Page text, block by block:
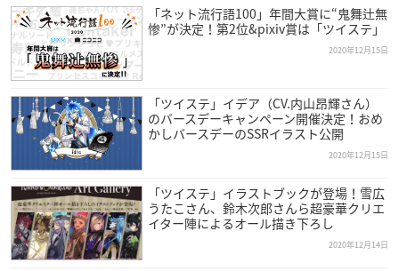
（刺繍.ver）
▼ご予約・ご購入はこちらから
プレバン
【価格】
13,200円（税込）
【発売日】
2021年3月
【サイズ】
ワンサイズ
「ネット流行語100」年間大賞に“鬼舞辻無
惨”が決定！第2位&pixiv賞は「ツイステ」
2020年12月15日
「ツイステ」イデア（CV.内山昂輝さん）
のバースデーキャンペーン開催決定！おめ
かしバースデーのSSRイラスト公開
2020年12月15日
「ツイステ」イラストブックが登場！雪広
うたこさん、鈴木次郎さんら超豪華クリエ
イター陣によるオール描き下ろし
2020年12月14日